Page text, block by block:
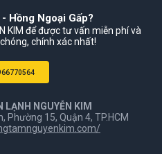
Hồng Ngoại Gấp?
KIM để được tư vấn miễn phí và
chính xác nhất!
LẠNH NGUYỄN KIM
15, Quận 4, TP.HCM